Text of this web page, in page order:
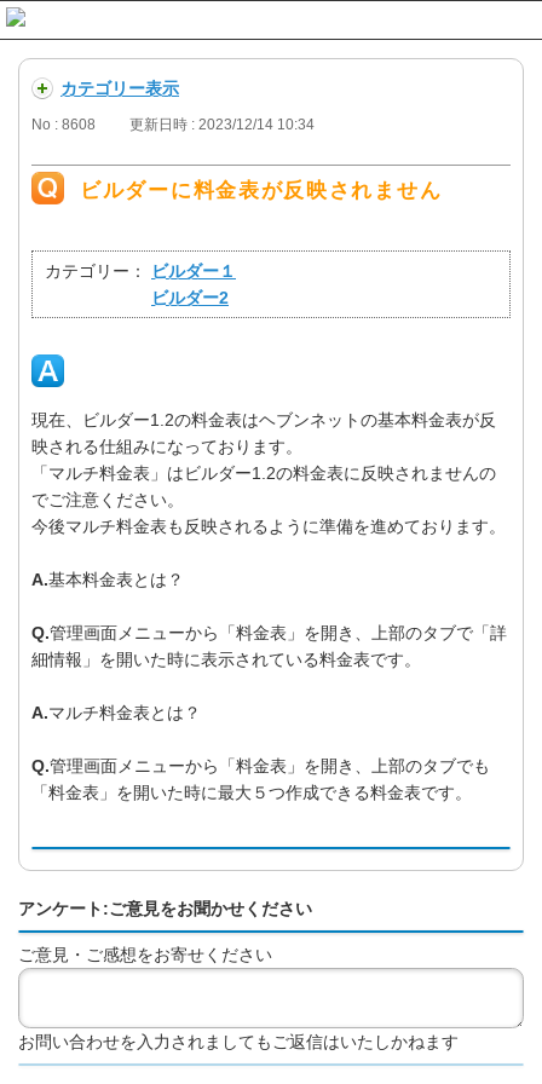
カテゴリー表示
No : 8608 更新日時 : 2023/12/14 10:34
ビルダーに料金表が反映されません
カテゴリー：
ビルダー１
ビルダー2
現在、ビルダー1.2の料金表はヘブンネットの基本料金表が反
映される仕組みになっております。
「マルチ料金表」はビルダー1.2の料金表に反映されませんの
でご注意ください。
今後マルチ料金表も反映されるように準備を進めております。
A.基本料金表とは？
Q.管理画面メニューから「料金表」を開き、上部のタブで「詳
細情報」を開いた時に表示されている料金表です。
A.マルチ料金表とは？
Q.管理画面メニューから「料金表」を開き、上部のタブでも
「料金表」を開いた時に最大５つ作成できる料金表です。
アンケート:ご意見をお聞かせください
ご意見・ご感想をお寄せください
お問い合わせを入力されましてもご返信はいたしかねます